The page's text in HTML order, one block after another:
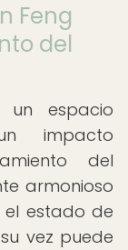
Feng
del
un espacio
impacto
del
armonioso
el estado de
vez puede